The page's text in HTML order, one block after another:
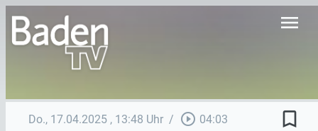
menu
Do., 17.04.2025 , 13:48 Uhr / play_circle_outline 04:03 bookmark_border